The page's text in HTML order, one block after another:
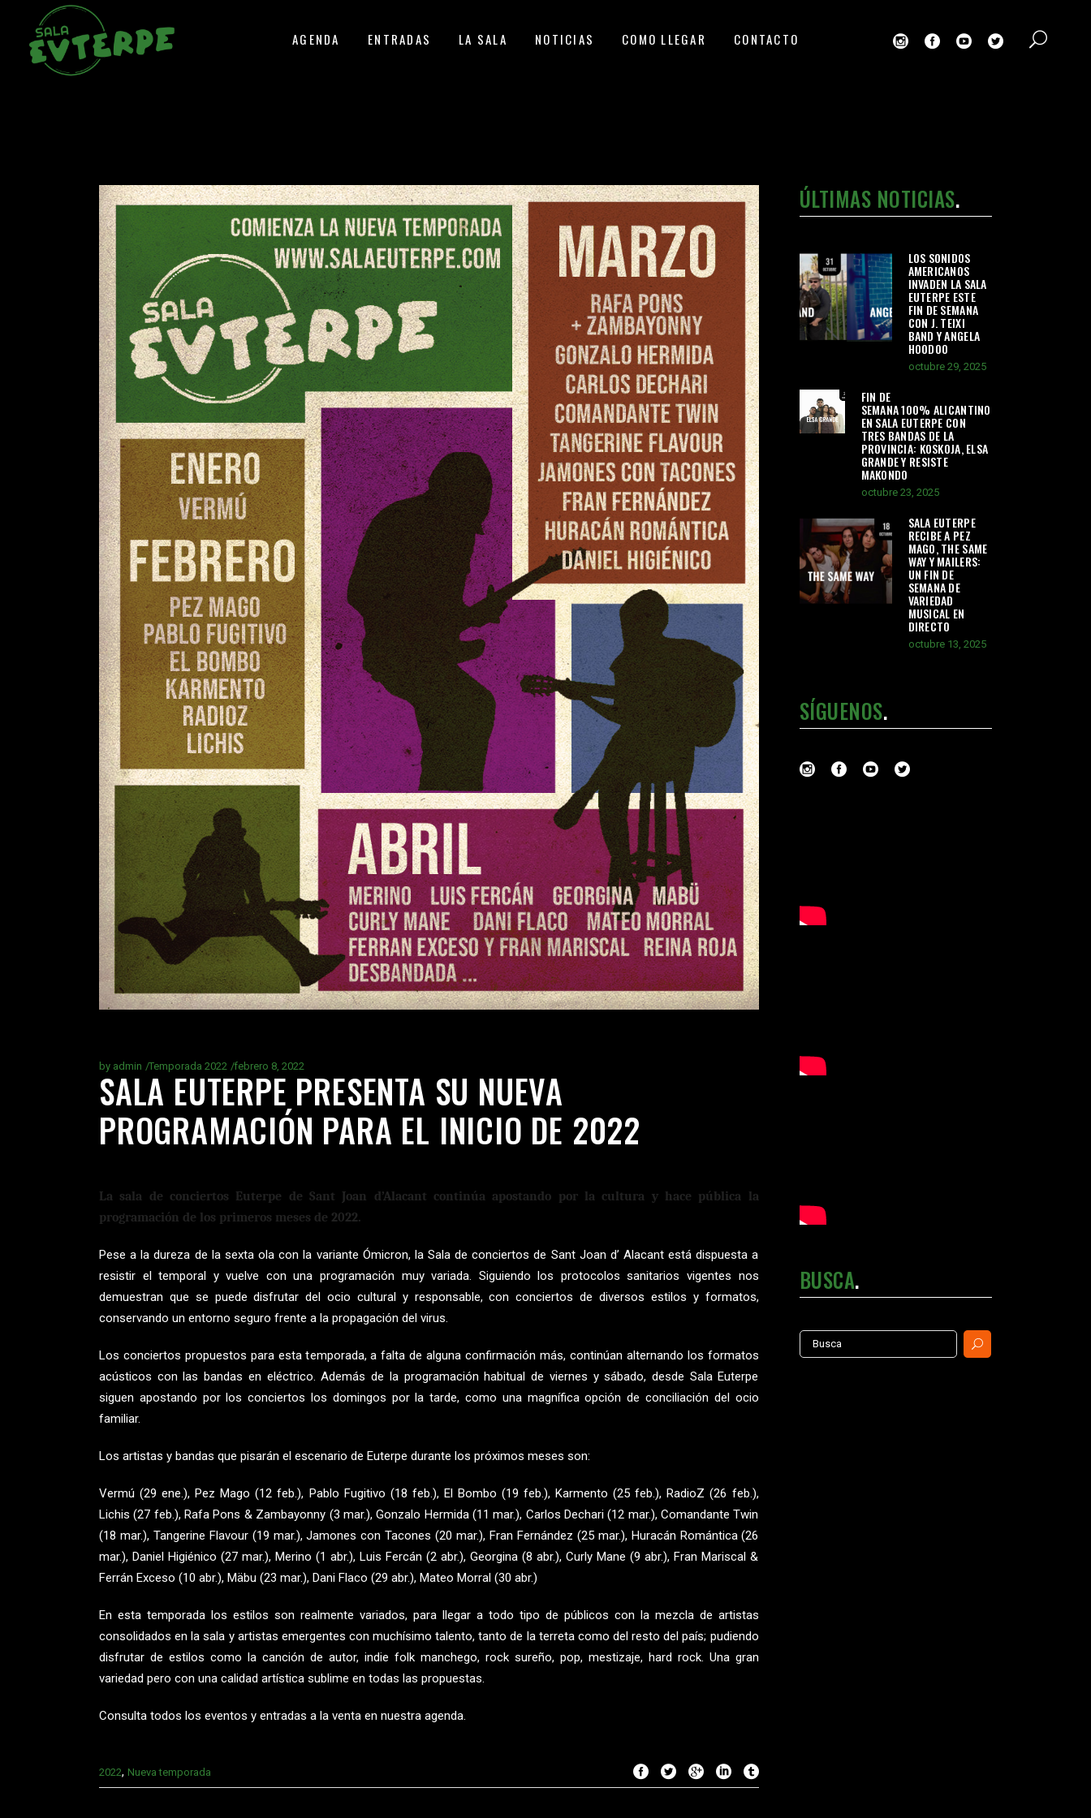
AGENDA ENTRADAS LA SALA NOTICIAS COMO LLEGAR CONTACTO
by admin Temporada 2022 febrero 8, 2022
SALA EUTERPE PRESENTA SU NUEVA
PROGRAMACIÓN PARA EL INICIO DE 2022
La sala de conciertos Euterpe de Sant Joan d’Alacant continúa apostando por la cultura y hace pública la
programación de los primeros meses de 2022.
Pese a la dureza de la sexta ola con la variante Ómicron, la Sala de conciertos de Sant Joan d’ Alacant está dispuesta a
resistir el temporal y vuelve con una programación muy variada. Siguiendo los protocolos sanitarios vigentes nos
demuestran que se puede disfrutar del ocio cultural y responsable, con conciertos de diversos estilos y formatos,
conservando un entorno seguro frente a la propagación del virus.
Los conciertos propuestos para esta temporada, a falta de alguna confirmación más, continúan alternando los formatos
acústicos con las bandas en eléctrico. Además de la programación habitual de viernes y sábado, desde Sala Euterpe
siguen apostando por los conciertos los domingos por la tarde, como una magnífica opción de conciliación del ocio
familiar.
Los artistas y bandas que pisarán el escenario de Euterpe durante los próximos meses son:
Vermú (29 ene.), Pez Mago (12 feb.), Pablo Fugitivo (18 feb.), El Bombo (19 feb.), Karmento (25 feb.), RadioZ (26 feb.),
Lichis (27 feb.), Rafa Pons & Zambayonny (3 mar.), Gonzalo Hermida (11 mar.), Carlos Dechari (12 mar.), Comandante Twin
(18 mar.), Tangerine Flavour (19 mar.), Jamones con Tacones (20 mar.), Fran Fernández (25 mar.), Huracán Romántica (26
mar.), Daniel Higiénico (27 mar.), Merino (1 abr.), Luis Fercán (2 abr.), Georgina (8 abr.), Curly Mane (9 abr.), Fran Mariscal &
Ferrán Exceso (10 abr.), Mäbu (23 mar.), Dani Flaco (29 abr.), Mateo Morral (30 abr.)
En esta temporada los estilos son realmente variados, para llegar a todo tipo de públicos con la mezcla de artistas
consolidados en la sala y artistas emergentes con muchísimo talento, tanto de la terreta como del resto del país; pudiendo
disfrutar de estilos como la canción de autor, indie folk manchego, rock sureño, pop, mestizaje, hard rock. Una gran
variedad pero con una calidad artística sublime en todas las propuestas.
Consulta todos los eventos y entradas a la venta en nuestra agenda.
2022, Nueva temporada
ÚLTIMAS NOTICIAS
LOS SONIDOS
AMERICANOS
INVADEN LA SALA
EUTERPE ESTE
FIN DE SEMANA
CON J. TEIXI
BAND Y ANGELA
HOODOO
octubre 29, 2025
FIN DE
SEMANA 100% ALICANTINO
EN SALA EUTERPE CON
TRES BANDAS DE LA
PROVINCIA: KOSKOJA, ELSA
GRANDE Y RESISTE
MAKONDO
octubre 23, 2025
SALA EUTERPE
RECIBE A PEZ
MAGO, THE SAME
WAY Y MAILERS:
UN FIN DE
SEMANA DE
VARIEDAD
MUSICAL EN
DIRECTO
octubre 13, 2025
SÍGUENOS
BUSCA
Search
for: